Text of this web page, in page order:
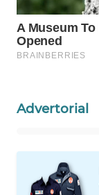
Advertorial
WAHANA
WAHANA
WAHANANEWS
WAHANANEWS
CO ID